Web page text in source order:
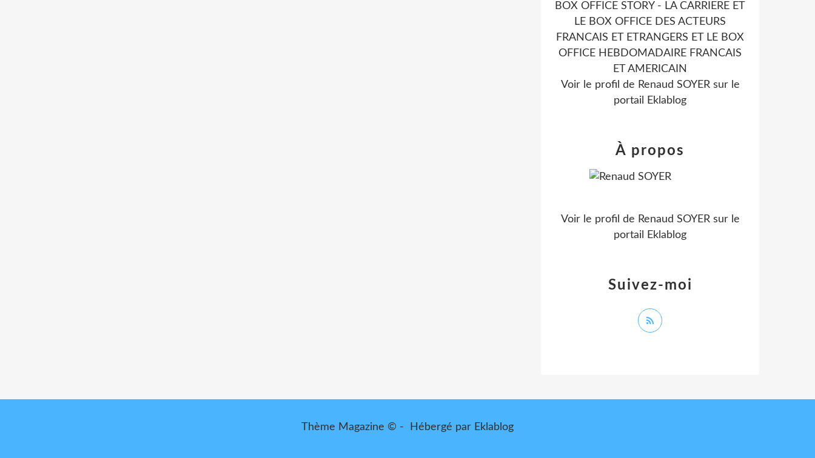
BOX OFFICE STORY - LA CARRIERE ET
LE BOX OFFICE DES ACTEURS
FRANCAIS ET ETRANGERS ET LE BOX
OFFICE HEBDOMADAIRE FRANCAIS
ET AMERICAIN
Voir le profil de Renaud SOYERsur le
portail Eklablog
Suivez-moi
À propos
Voir le profil de Renaud SOYERsur le
portail Eklablog
Thème Magazine © - Hébergé par Eklablog